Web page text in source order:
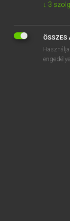
Berufsinvalidität
Berufskrankheit
↓ 3
ÖSSZES